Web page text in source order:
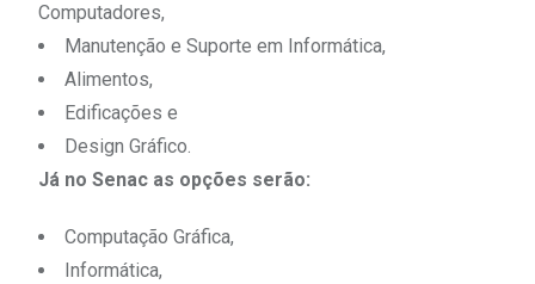
Computadores,
Manutenção e Suporte em Informática,
Alimentos,
Edificações e
Design Gráfico.
Já no Senac as opções serão:
Computação Gráfica,
Informática,